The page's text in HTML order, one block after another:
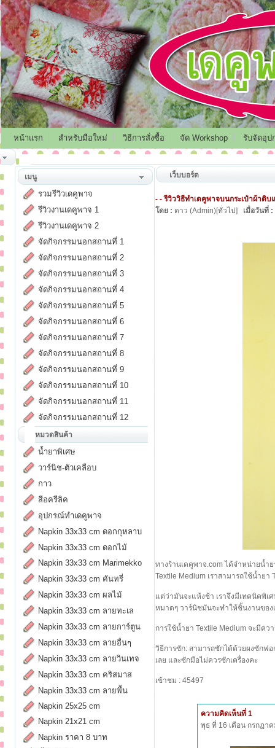
หน้าแรก สำหรับมือใหม่ วิธีการสั่งซื้อ จัด Workshop รับจัดอุป
เมนู
รวมรีวิวเดคูพาจ
รีวิวงานเดคูพาจ 1
รีวิวงานเดคูพาจ 2
จัดกิจกรรมนอกสถานที่ 1
จัดกิจกรรมนอกสถานที่ 2
จัดกิจกรรมนอกสถานที่ 3
จัดกิจกรรมนอกสถานที่ 4
จัดกิจกรรมนอกสถานที่ 5
จัดกิจกรรมนอกสถานที่ 6
จัดกิจกรรมนอกสถานที่ 7
จัดกิจกรรมนอกสถานที่ 8
จัดกิจกรรมนอกสถานที่ 9
จัดกิจกรรมนอกสถานที่ 10
จัดกิจกรรมนอกสถานที่ 11
จัดกิจกรรมนอกสถานที่ 12
หมวดสินค้า
น้ำยาพิเศษ
วาร์นิช-ตัวเคลือบ
กาว
สีอครีลิค
อุปกรณ์ทำเดคูพาจ
Napkin 33x33 cm ดอกกุหลาบ
Napkin 33x33 cm ดอกไม้
Napkin 33x33 cm Marimekko
Napkin 33x33 cm คันทรี่
Napkin 33x33 cm ผลไม้
Napkin 33x33 cm ลายทะเล
Napkin 33x33 cm ลายการ์ตูน
Napkin 33x33 cm ลายอื่นๆ
Napkin 33x33 cm ลายวินเทจ
Napkin 33x33 cm คริสมาส
Napkin 33x33 cm ลายพื้น
Napkin 25x25 cm
Napkin 21x21 cm
Napkin ราคา 8 บาท
เว็บบอร์ด
- - รีวิววิธีทำเดคูพาจบนกระเป๋าผ้าดิบ
โดย : ดาว (Admin)[ทั่วไป] เมื่อวันที่ :
ทางร้านเดคูพาจ.com ได้จำหน่ายน้ำ
Textile Medium เราสามารถใช้น้ำย
แต่ว่ามันจะแห้งช้า เราจึงมีเทคนิคพิเ
หมาดๆ วาร์นิชมันจะทำให้ชิ้นงานของ
การใช้น้ำยา Textile Medium จะมีค
วิธีการซัก: สามารถซักได้ด้วยผงซักฟ
เลย และซักมือไม่ควรซักเครื่องคะ
เข้าชม : 45497
ความคิดเห็นที่ 1
พุธ ที่ 16 เดือน กรกฏา